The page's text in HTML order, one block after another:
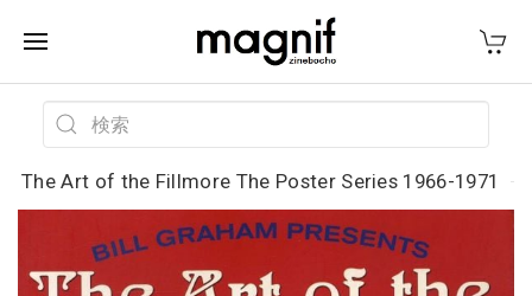
The Art of the Fillmore The Poster Series 1966-1971